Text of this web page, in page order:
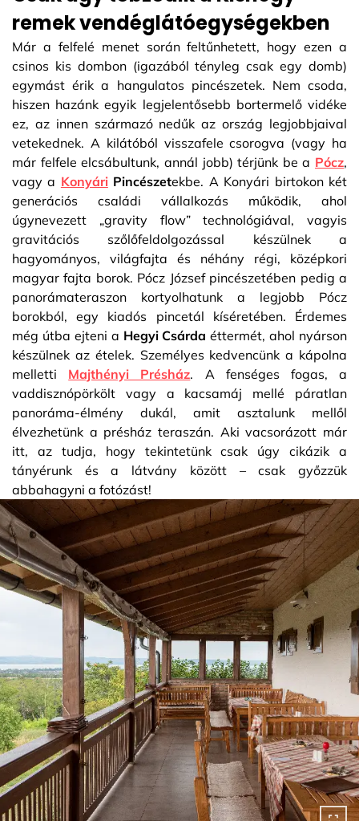
remek vendéglátóegységekben
Már a felfelé menet során feltűnhetett, hogy ezen a
csinos kis dombon (igazából tényleg csak egy domb)
egymást érik a hangulatos pincészetek. Nem csoda,
hiszen hazánk egyik legjelentősebb bortermelő vidéke
ez, az innen származó nedűk az ország legjobbjaival
vetekednek. A kilátóból visszafele csorogva (vagy ha
már felfele elcsábultunk, annál jobb) térjünk be a Pócz,
vagy a KonyáriPincészetekbe. A Konyári birtokon két
generációs családi vállalkozás működik, ahol
úgynevezett „gravity flow” technológiával, vagyis
gravitációs szőlőfeldolgozással készülnek a
hagyományos, világfajta és néhány régi, középkori
magyar fajta borok. Pócz József pincészetében pedig a
panorámateraszon kortyolhatunk a legjobb Pócz
borokból, egy kiadós pincetál kíséretében. Érdemes
még útba ejteni a Hegyi Csárda éttermét, ahol nyárson
készülnek az ételek. Személyes kedvencünk a kápolna
melletti Majthényi Présház. A fenséges fogas, a
vaddisznópörkölt vagy a kacsamáj mellé páratlan
panoráma-élmény dukál, amit asztalunk mellől
élvezhetünk a présház teraszán. Aki vacsorázott már
itt, az tudja, hogy tekintetünk csak úgy cikázik a
tányérunk és a látvány között – csak győzzük
abbahagyni a fotózást!